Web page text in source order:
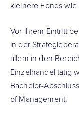
kleinere Fonds wie
Vor ihrem Eintritt
in der
allem in den
Einzelhandel tätig
Bachelor-
of Management.